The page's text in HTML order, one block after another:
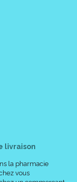
livraison
la pharmacie
vous